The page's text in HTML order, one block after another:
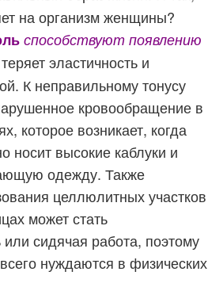
на организм женщины?
способствуют появлению
эластичность и
К неправильному тонусу
кровообращение в
которое возникает, когда
носит высокие каблуки и
одежду. Также
целлюлитных участков
может стать
сидячая работа, поэтому
нуждаются в физических